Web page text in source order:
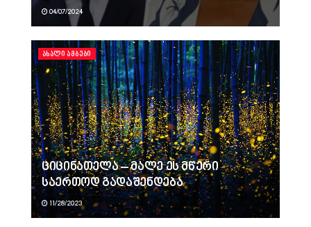
04/07/2024
ᲐᲮᲐᲚᲘ ᲐᲛᲑᲔᲑᲘ
ციცინათელა – მალე ეს მწერი
საერთოდ გადაშენდება
11/28/2023